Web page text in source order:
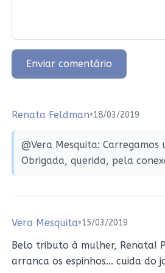
Enviar comentário
Renata Feldman•18/03/2019
@Vera Mesquita:
Obrigada, querida, pela
Vera Mesquita•15/03/2019
Belo tributo à mulher, Renata!
arranca os espinhos... cuida do